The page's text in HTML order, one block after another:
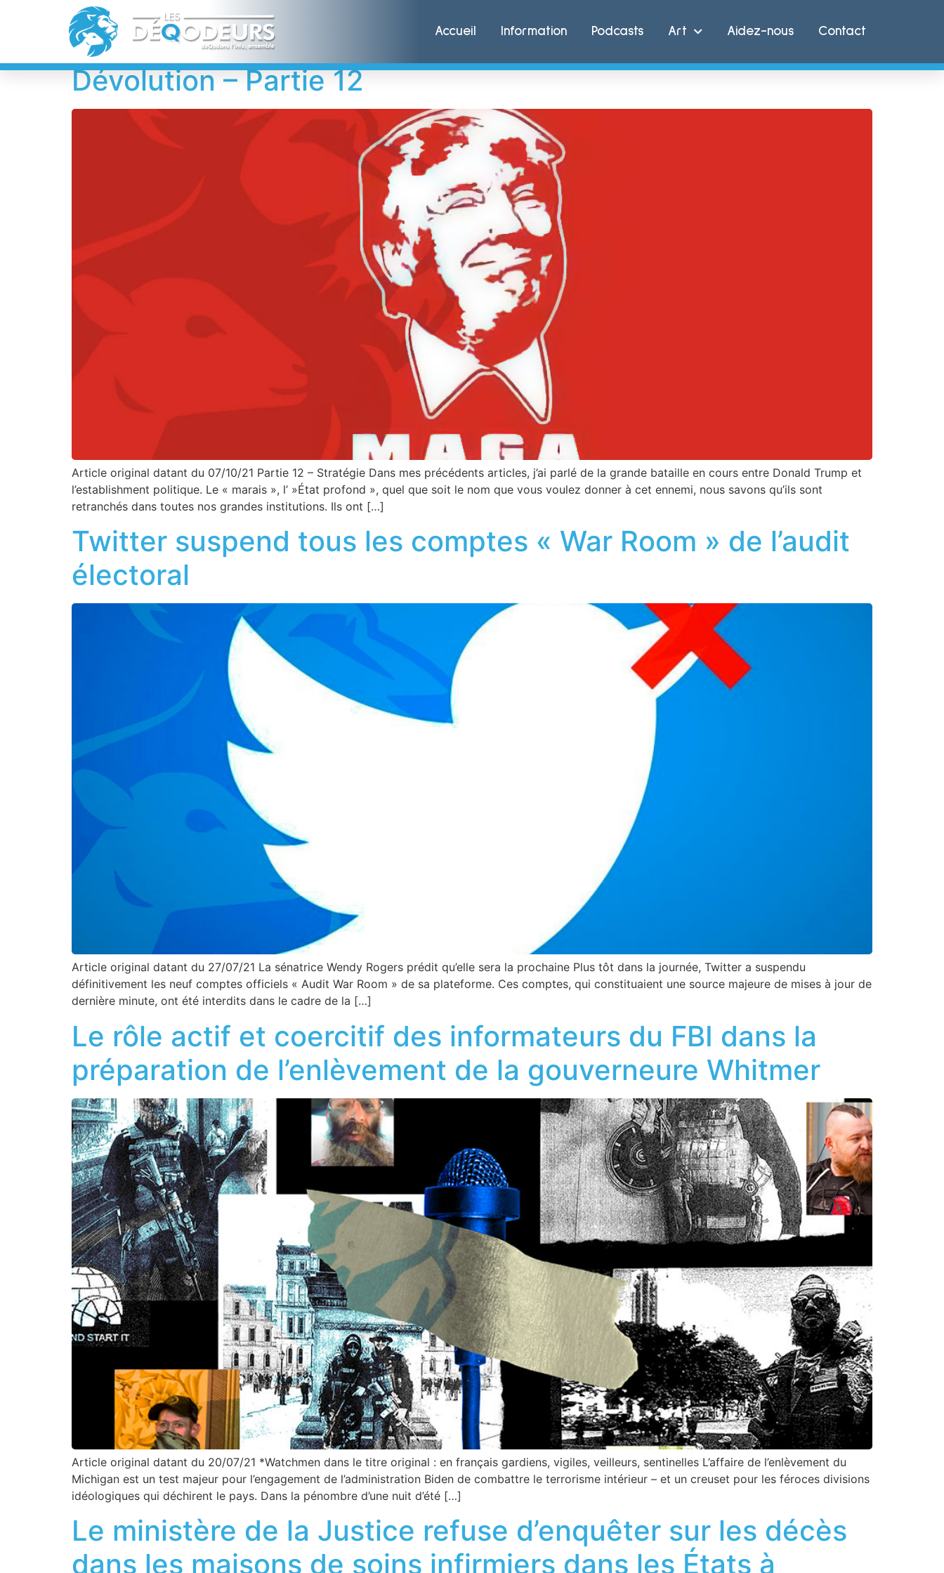
Accueil Information Podcasts Art Aidez-nous Contact
Étiquette :Michigan
Dévolution – Partie 12
Article original datant du 07/10/21 Partie 12 – Stratégie Dans mes précédents articles, j’ai parlé de la grande bataille en cours entre Donald Trump et
l’establishment politique. Le « marais », l’ »État profond », quel que soit le nom que vous voulez donner à cet ennemi, nous savons qu’ils sont
retranchés dans toutes nos grandes institutions. Ils ont […]
Twitter suspend tous les comptes « War Room » de l’audit
électoral
Article original datant du 27/07/21 La sénatrice Wendy Rogers prédit qu’elle sera la prochaine Plus tôt dans la journée, Twitter a suspendu
définitivement les neuf comptes officiels « Audit War Room » de sa plateforme. Ces comptes, qui constituaient une source majeure de mises à jour de
dernière minute, ont été interdits dans le cadre de la […]
Le rôle actif et coercitif des informateurs du FBI dans la
préparation de l’enlèvement de la gouverneure Whitmer
Article original datant du 20/07/21 *Watchmen dans le titre original : en français gardiens, vigiles, veilleurs, sentinelles L’affaire de l’enlèvement du
Michigan est un test majeur pour l’engagement de l’administration Biden de combattre le terrorisme intérieur – et un creuset pour les féroces divisions
idéologiques qui déchirent le pays. Dans la pénombre d’une nuit d’été […]
Le ministère de la Justice refuse d’enquêter sur les décès
dans les maisons de soins infirmiers dans les États à